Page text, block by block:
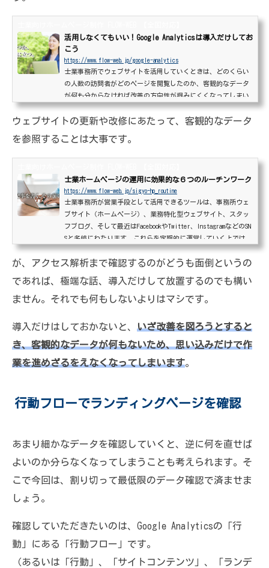
活用しなくてもいい！Google Analyticsは導入だけしてお
こう
https://www.flow-web.jp/google-analytics
士業事務所でウェブサイトを活用していくときは、どのくらい
の人数の訪問者がどのページを閲覧したのか、客観的なデータ
が何も分からなければ改善の方向性が掴みにくくなってしまい
ます。「今はそこまでするつもりないから」という士業さん
も、後日、ウェブサイトに本腰を入れる時期がやってくるかも
クセス解析の導入だけはしておくことを強くオススメします。
ウェブサイトの更新や改修にあたって、客観的なデータ
を参照することは大事です。
士業ホームページの運用に効果的な６つのルーチンワーク
https://www.flow-web.jp/sigyo-hp_routine
士業事務所が営業手段として活用できるツールは、事務所ウェ
ブサイト（ホームページ）、業務特化型ウェブサイト、スタッ
フブログ、そして最近はFacebookやTwitter、InstagramなどのSN
Sと多岐にわたります。これらを定期的に運営していく上では、
まず「コンスタントな更新」が基本となるので、できるかぎり
短いスパンで更新を試みている士業事務所さんもいらっしゃる
訪問者に対して的確かつ便利な情報を提供しているか（し続け
ているか）が、検索結果への反映では重視される傾...
が、アクセス解析まで確認するのがどうも面倒というの
であれば、極端な話、導入だけして放置するのでも構い
ません。それでも何もしないよりはマシです。
導入だけはしておかないと、 いざ改善を図ろうとすると
き、客観的なデータが何もないため、思い込みだけで作
業を進めざるをえなくなってしまいます。
行動フローでランディングページを確認
あまり細かなデータを確認していくと、逆に何を直せば
よいのか分らなくなってしまうことも考えられます。そ
こで今回は、割り切って最低限のデータ確認で済ませま
しょう。
確認していただきたいのは、Google Analyticsの「行
動」にある「行動フロー」です。
（あるいは「行動」、「サイトコンテンツ」、「ランデ